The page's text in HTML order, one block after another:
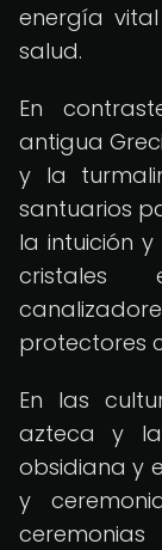
energía
salud.
En
antigua
y la
santuarios
la intuición y
cristales
protectores
En las
azteca y
obsidiana y
y